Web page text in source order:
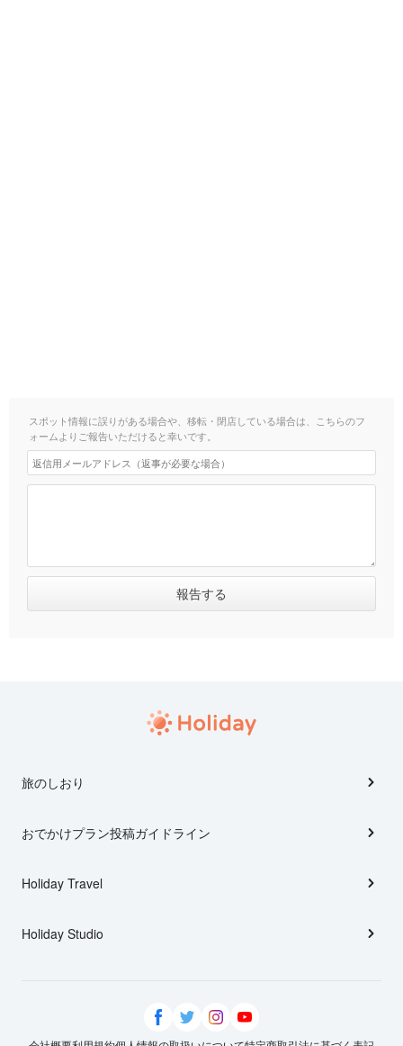
スポット情報に誤りがある場合や、移転・閉店している場合は、こちらのフ
ォームよりご報告いただけると幸いです。
旅のしおり
おでかけプラン投稿ガイドライン
Holiday Travel
Holiday Studio